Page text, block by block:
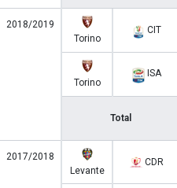
2018/2019
Torino
CIT
Torino
ISA
Total
2017/2018
Levante
CDR